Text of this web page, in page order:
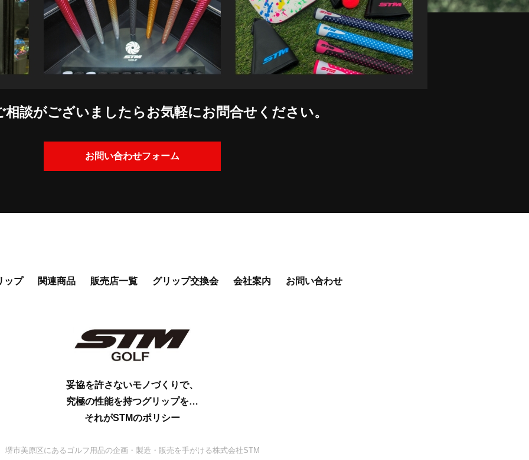
相談がございましたらお気軽にお問合せください。
お問い合わせフォーム
ップ 関連商品 販売店一覧 グリップ交換会 会社案内 お問い合わせ
妥協を許さないモノづくりで、
究極の性能を持つグリップを…
それがSTMのポリシー
堺市美原区にあるゴルフ用品の企画・製造・販売を手がける株式会社STM